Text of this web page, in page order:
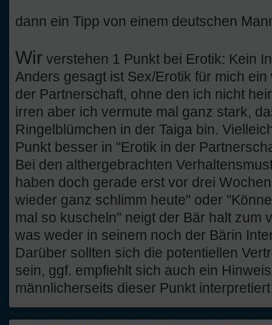
dann ein Tipp von einem deutschen
Wir verstehen 1 Punkt bei Erotik: Kein
Anders gesagt ist Sex/Erotik für mich
der Partnerschaft, ohne den ich nicht
irren aber ich vermute mal ganz stark,
Ringelblümchen in der Taiga bin.
Punkt besser in "Erotik in der
Bei den althergebrachten
haben doch gerade erst vor drei
wieder ganz schlimm heute" oder
mal so kuscheln" neigt der Bär halt zum
was weder in seinem noch der Bärin
Darüber sollten sich die potentiellen
sein, ggf. empfiehlt sich auch ein
männlicherseits dieser Punkt